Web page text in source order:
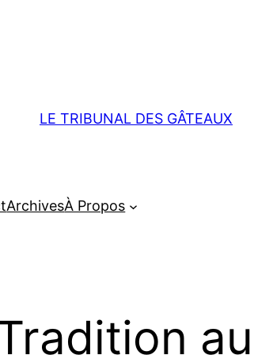
LE TRIBUNAL DES GÂTEAUX
ArchivesÀ Propos